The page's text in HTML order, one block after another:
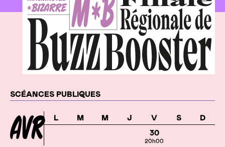
Dates
SCÉANCES PUBLIQUES
AVR L M M J V S
D
30
20h00